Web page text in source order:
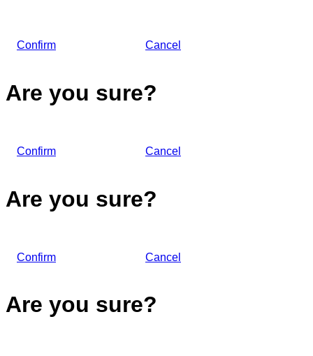
Confirm Cancel
Are you sure?
Confirm Cancel
Are you sure?
Confirm Cancel
Are you sure?